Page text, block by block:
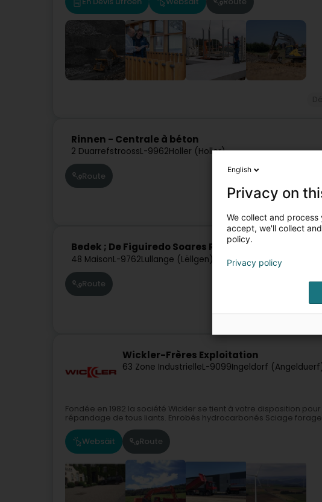
Rinnen - Centrale à béton
2 DuarrefstroossL-9962Holler (Holler)
Route
Bedek ; De Figuiredo Soares Rui
48 MaisonL-9762Lullange (Lëllgen)
Route
Wickler-Frères Exploitation
63 Zone IndustrielleL-9099Ingeldorf
Fondée en 1982 la société Wickler se tient à votre disposition
répandage de tous liants. Enrobés hydrocarbonés Sciage
Websäit Route
English
Privacy on
We collect and
accept, we'll collect
policy.
Privacy policy